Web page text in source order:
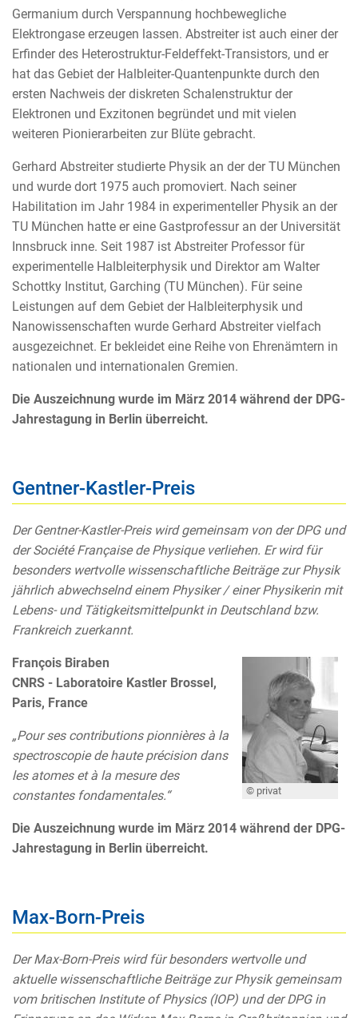
Germanium durch Verspannung hochbewegliche
Elektrongase erzeugen lassen. Abstreiter ist auch einer der
Erfinder des Heterostruktur-Feldeffekt-Transistors, und er
hat das Gebiet der Halbleiter-Quantenpunkte durch den
ersten Nachweis der diskreten Schalenstruktur der
Elektronen und Exzitonen begründet und mit vielen
weiteren Pionierarbeiten zur Blüte gebracht.
Gerhard Abstreiter studierte Physik an der der TU München
und wurde dort 1975 auch promoviert. Nach seiner
Habilitation im Jahr 1984 in experimenteller Physik an der
TU München hatte er eine Gastprofessur an der Universität
Innsbruck inne. Seit 1987 ist Abstreiter Professor für
experimentelle Halbleiterphysik und Direktor am Walter
Schottky Institut, Garching (TU München). Für seine
Leistungen auf dem Gebiet der Halbleiterphysik und
Nanowissenschaften wurde Gerhard Abstreiter vielfach
ausgezeichnet. Er bekleidet eine Reihe von Ehrenämtern in
nationalen und internationalen Gremien.
Die Auszeichnung wurde im März 2014 während der DPG-
Jahrestagung in Berlin überreicht.
Gentner-Kastler-Preis
Der Gentner-Kastler-Preis wird gemeinsam von der DPG und
der Société Française de Physique verliehen. Er wird für
besonders wertvolle wissenschaftliche Beiträge zur Physik
jährlich abwechselnd einem Physiker / einer Physikerin mit
Lebens- und Tätigkeitsmittelpunkt in Deutschland bzw.
Frankreich zuerkannt.
© privat
François Biraben
CNRS - Laboratoire Kastler Brossel,
Paris, France
„Pour ses contributions pionnières à la
spectroscopie de haute précision dans
les atomes et à la mesure des
constantes fondamentales.“
Die Auszeichnung wurde im März 2014 während der DPG-
Jahrestagung in Berlin überreicht.
Max-Born-Preis
Der Max-Born-Preis wird für besonders wertvolle und
aktuelle wissenschaftliche Beiträge zur Physik gemeinsam
vom britischen Institute of Physics (IOP) und der DPG in